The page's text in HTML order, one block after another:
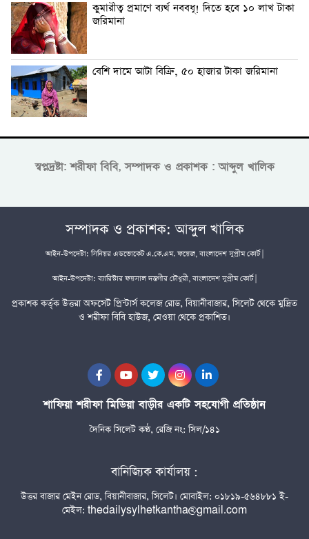
কুমারীত্ব প্রমাণে ব্যর্থ নববধূ! দিতে হবে ১০ লাখ টাকা
জরিমানা
বেশি দামে আটা বিক্রি, ৫০ হাজার টাকা জরিমানা
স্বপ্নদ্রষ্টা: শরীফা বিবি, সম্পাদক ও প্রকাশক : আব্দুল খালিক
সম্পাদক ও প্রকাশক: আব্দুল খালিক
আইন-উপদেষ্টা: সিনিয়র এডভোকেট এ.কে.এম. ফয়েজ, বাংলাদেশ সুপ্রীম কোর্ট |
আইন-উপদেষ্টা: ব্যারিস্টার ফয়সাল দস্তগীর চৌধুরী, বাংলাদেশ সুপ্রীম কোর্ট |
প্রকাশক কর্তৃক উত্তরা অফসেট প্রিন্টার্স কলেজ রোড, বিয়ানীবাজার, সিলেট থেকে মুদ্রিত
ও শরীফা বিবি হাউজ, মেওয়া থেকে প্রকাশিত।
শাফিয়া শরীফা মিডিয়া বাড়ীর একটি সহযোগী প্রতিষ্ঠান
দৈনিক সিলেট কণ্ঠ, রেজি নং: সিল/১৪১
বানিজ্যিক কার্যালয় :
উত্তর বাজার মেইন রোড, বিয়ানীবাজার, সিলেট। মোবাইল: ০১৮১৯-৫৬৪৮৮১ ই-
মেইল: thedailysylhetkantha@gmail.com